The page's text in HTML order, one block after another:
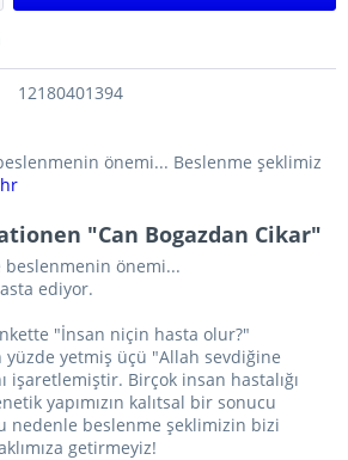
12180401394
önemi... Beslenme şeklimiz
"Can Bogazdan Cikar"
önemi...
ediyor.
"İnsan niçin hasta olur?"
yüzde yetmiş üçü "Allah sevdiğine
işaretlemiştir. Birçok insan hastalığı
yapımızın kalıtsal bir sonucu
nedenle beslenme şeklimizin bizi
getirmeyiz!